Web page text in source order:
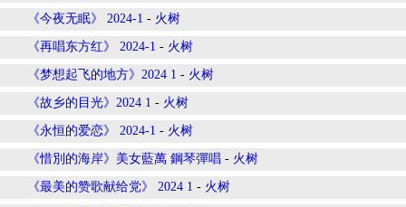
《今夜无眠》 2024-1 - 火树
《再唱东方红》 2024-1 - 火树
《梦想起飞的地方》2024 1 - 火树
《故乡的目光》2024 1 - 火树
《永恒的爱恋》 2024-1 - 火树
《惜別的海岸》美女藍萬 鋼琴彈唱 - 火树
《最美的赞歌献给党》 2024 1 - 火树